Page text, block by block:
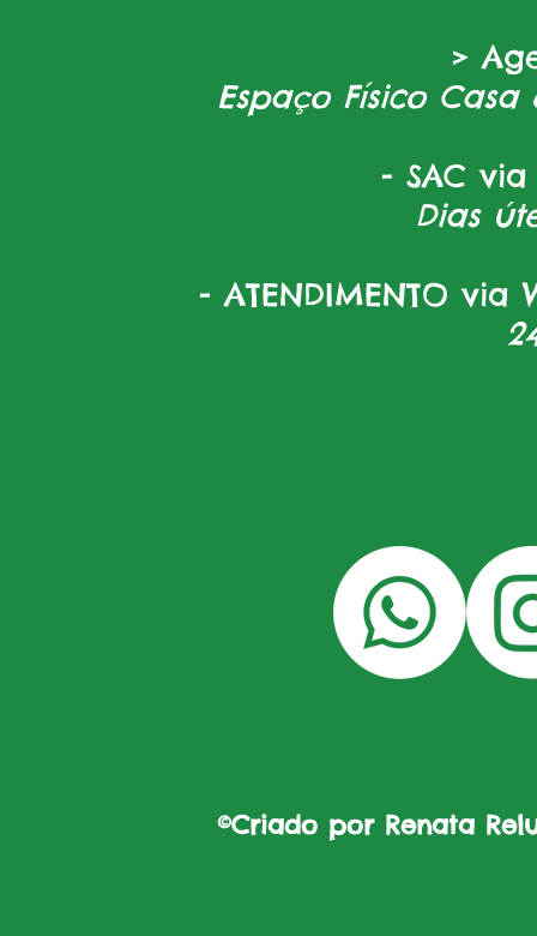
>
Espaço Físico Casa
- SAC via
Dias
- ATENDIMENTO via
©Criado por Renata